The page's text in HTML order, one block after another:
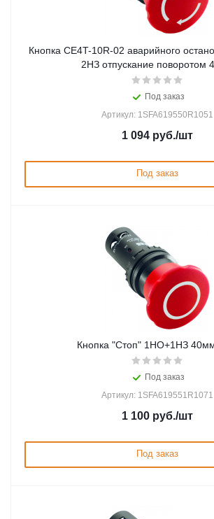
Кнопка CE4T-10R-02 аварийного
2НЗ отпускание поворотом
Под заказ
Артикул: 1SFA619550R1051
1 094 руб./шт
Под заказ
Кнопка "Стоп" 1НО+1НЗ
Под заказ
Артикул: 1SFA619551R1071
1 100 руб./шт
Под заказ